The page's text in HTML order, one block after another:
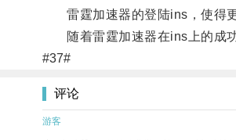
雷霆加速器的登陆ins，使得更
随着雷霆加速器在ins上的成功
#37#
评论
游客